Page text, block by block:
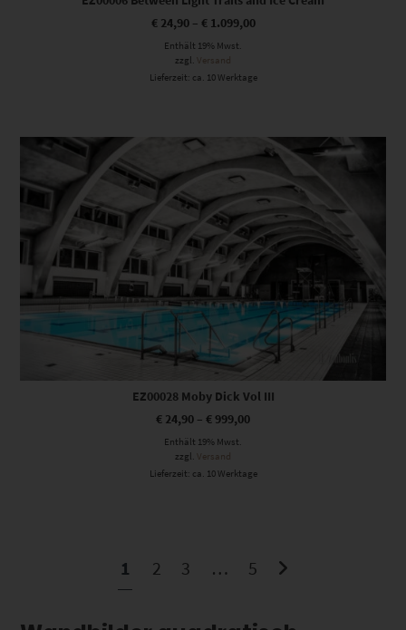
€24,90– €1.099,00
Enthält 19% Mwst.
zzgl.
Versand
Lieferzeit: ca. 10 Werktage
EZ00028 Moby Dick Vol III
€ 24,90 – € 999,00
Enthält 19% Mwst.
zzgl. Versand
Lieferzeit: ca. 10 Werktage
1 2 3 … 5